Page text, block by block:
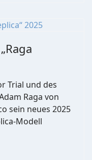
Trial und des
Raga von
sein neues 2025
Modell